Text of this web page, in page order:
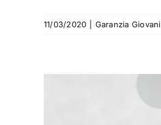
11/03/2020 Garanzia Giovani